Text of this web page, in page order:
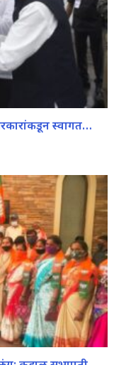
स्वागत…